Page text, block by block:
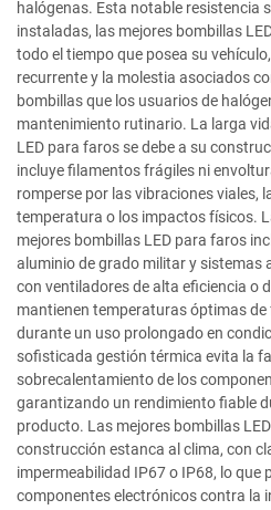
halógenas. Esta notable resistencia
instaladas, las mejores bombillas
todo el tiempo que posea su
recurrente y la molestia asociados
bombillas que los usuarios de
mantenimiento rutinario. La larga
LED para faros se debe a su
incluye filamentos frágiles ni
romperse por las vibraciones viales,
temperatura o los impactos físicos.
mejores bombillas LED para faros
aluminio de grado militar y sistemas
con ventiladores de alta eficiencia o
mantienen temperaturas óptimas
durante un uso prolongado en
sofisticada gestión térmica evita la
sobrecalentamiento de los
garantizando un rendimiento fiable
producto. Las mejores bombillas
construcción estanca al clima, con
impermeabilidad IP67 o IP68, lo que
componentes electrónicos contra la